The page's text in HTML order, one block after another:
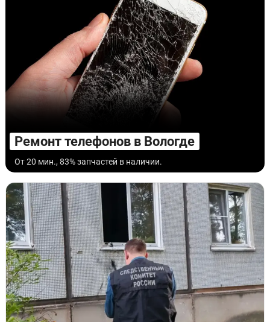
Ремонт телефонов в Вологде
От 20 мин., 83% запчастей в наличии.